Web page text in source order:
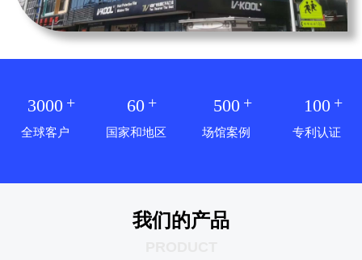
3000 +
全球客户
60 +
国家和地区
500 +
场馆案例
100 +
专利认证
我们的产品